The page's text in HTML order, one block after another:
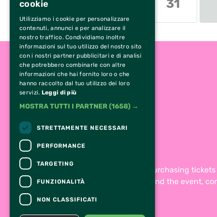
31
For information and support in purchasing tickets
For information on the program and the event,
cookie
Utilizziamo i cookie per personalizzare
contenuti, annunci e per analizzare il
nostro traffico. Condividiamo inoltre
informazioni sul tuo utilizzo del nostro sito
con i nostri partner pubblicitari e di analisi
che potrebbero combinarle con altre
informazioni che hai fornito loro o che
hanno raccolto dal tuo utilizzo dei loro
servizi. Leggi di più
MOSTRA TUTTI I PARTNER (1658) →
STRETTAMENTE NECESSARI
PERFORMANCE
TARGETING
FUNZIONALITÀ
NON CLASSIFICATI